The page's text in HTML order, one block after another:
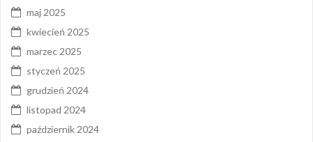
maj 2025
kwiecień 2025
marzec 2025
styczeń 2025
grudzień 2024
listopad 2024
październik 2024